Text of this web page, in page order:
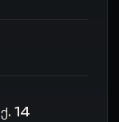
14